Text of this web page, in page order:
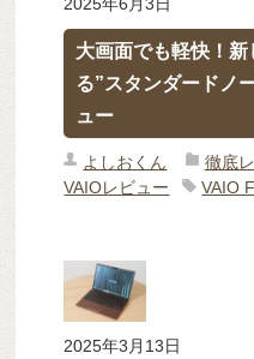
2025年6月3日
大画面でも軽快！
る”スタンダードノ
ュー
よしおくん 徹底
VAIOレビュー
VAIO
2025年3月13日